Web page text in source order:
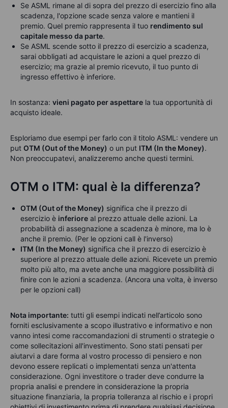
Se ASML rimane al di sopra del prezzo di esercizio fino alla
scadenza, l'opzione scade senza valore e mantieni il
premio. Quel premio rappresenta il tuo rendimento sul
capitale messo da parte.
Se ASML scende sotto il prezzo di esercizio a scadenza,
sarai obbligati ad acquistare le azioni a quel prezzo di
esercizio; ma grazie al premio ricevuto, il tuo punto di
ingresso effettivo è inferiore.
In sostanza: vieni pagato per aspettare la tua opportunità di
acquisto ideale.
Esploriamo due esempi per farlo con il titolo ASML: vendere un
put OTM (Out of the Money) o un put ITM (In the Money).
Non preoccupatevi, analizzeremo anche questi termini.
OTM o ITM: qual è la differenza?
OTM (Out of the Money) significa che il prezzo di
esercizio è inferiore al prezzo attuale delle azioni. La
probabilità di assegnazione a scadenza è minore, ma lo è
anche il premio. (Per le opzioni call è l'inverso)
ITM (In the Money) significa che il prezzo di esercizio è
superiore al prezzo attuale delle azioni. Ricevete un premio
molto più alto, ma avete anche una maggiore possibilità di
finire con le azioni a scadenza. (Ancora una volta, è inverso
per le opzioni call)
Nota importante: tutti gli esempi indicati nell’articolo sono
forniti esclusivamente a scopo illustrativo e informativo e non
vanno intesi come raccomandazioni di strumenti o strategie o
come sollecitazioni all'investimento. Sono stati pensati per
aiutarvi a dare forma al vostro processo di pensiero e non
devono essere replicati o implementati senza un'attenta
considerazione. Ogni investitore o trader deve condurre la
propria analisi e prendere in considerazione la propria
situazione finanziaria, la propria tolleranza al rischio e i propri